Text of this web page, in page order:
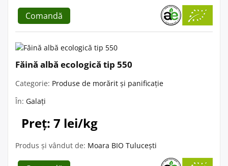
Comandă
Făină albă ecologică tip 550
Categorie: Produse de morărit și panificație
În: Galați
Preț: 7 lei/kg
Produs și vândut de: Moara BIO Tulucești